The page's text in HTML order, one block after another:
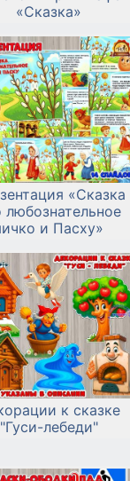
«Сказка»
«Сказка
любознательное
и Пасху»
к сказке
"Гуси-лебеди"